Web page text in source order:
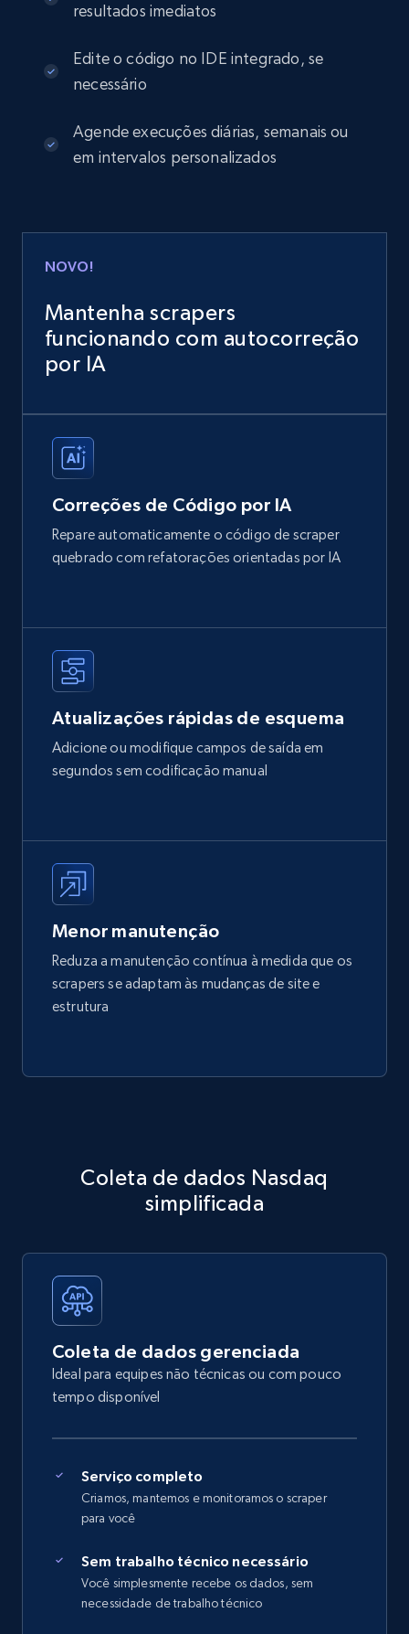
resultados imediatos
Edite o código no IDE integrado, se
necessário
Agende execuções diárias, semanais ou
em intervalos personalizados
NOVO!
Mantenha scrapers
funcionando com autocorreção
por IA
Correções de Código por IA
Repare automaticamente o código de scraper
quebrado com refatorações orientadas por IA
Atualizações rápidas de esquema
Adicione ou modifique campos de saída em
segundos sem codificação manual
Menor manutenção
Reduza a manutenção contínua à medida que os
scrapers se adaptam às mudanças de site e
estrutura
Coleta de dados Nasdaq
simplificada
Coleta de dados gerenciada
Ideal para equipes não técnicas ou com pouco
tempo disponível
Serviço completo
Criamos, mantemos e monitoramos o scraper
para você
Sem trabalho técnico necessário
Você simplesmente recebe os dados, sem
necessidade de trabalho técnico